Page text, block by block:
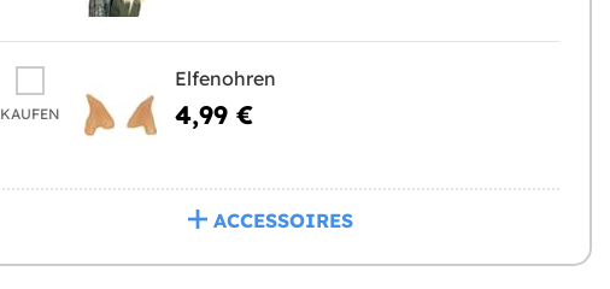
KAUFEN
Elfenohren
4,99 €
ACCESSOIRES